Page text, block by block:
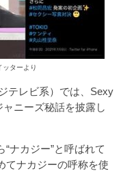
ッターより
テレビ系）では、Sexy
ニーズ秘話を披露し
ナカジー”と呼ばれて
てナカジーの呼称を使